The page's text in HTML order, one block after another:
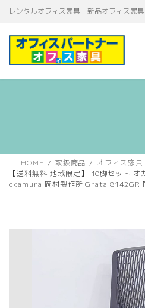
テ
ゲ
レンタルオフィス家具・新品オフィス家
HOME 取扱商品 オフィス家具
【送料無料 地域限定】 10脚セット
okamura 岡村製作所 Grata 8142GR